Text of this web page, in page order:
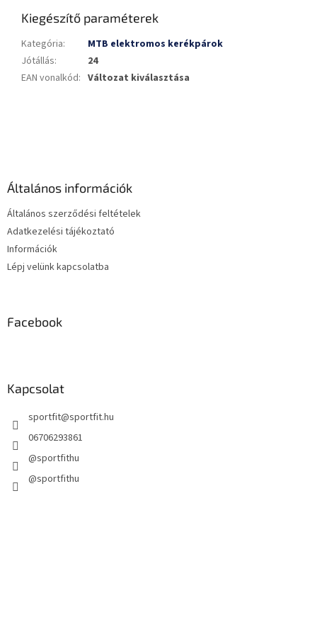
Kiegészítő paraméterek
Kategória:
MTB elektromos kerékpárok
Jótállás:
24
EAN vonalkód: Változat kiválasztása
Általános információk
Általános szerződési feltételek
Adatkezelési tájékoztató
Információk
Lépj velünk kapcsolatba
Facebook
Kapcsolat
sportfit@sportfit.hu
06706293861
@sportfithu
@sportfithu